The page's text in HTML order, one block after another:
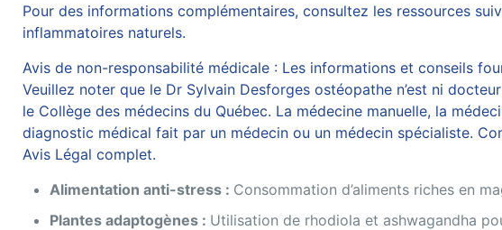
Pour des informations complémentaires, consultez les ressources
inflammatoires naturels.
Avis de non-responsabilité médicale : Les informations et conseils
Veuillez noter que le Dr Sylvain Desforges ostéopathe n’est ni
le Collège des médecins du Québec. La médecine manuelle, la
diagnostic médical fait par un médecin ou un médecin spécialiste.
Avis Légal complet.
Alimentation anti-stress : Consommation d’aliments riches en
Plantes adaptogènes : Utilisation de rhodiola et ashwagandha